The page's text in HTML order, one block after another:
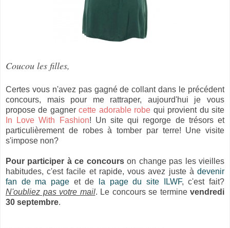
Coucou les filles,
Certes vous n'avez pas gagné de collant dans le précédent
concours, mais pour me rattraper, aujourd'hui je vous
propose de gagnercette adorable robe qui provient du site
In Love With Fashion! Un site qui regorge de trésors et
particulièrement de robes à tomber par terre! Une visite
s'impose non?
Pour participer à ce concourson change pas les vieilles
habitudes, c'est facile et rapide, vous avez juste à devenir
fan de ma page et de la page du site ILWF, c'est fait?
N'oubliez pas votre mail. Le concours se termine vendredi
30 septembre.